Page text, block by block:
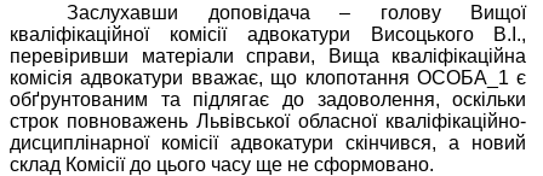
Заслухавши доповідача – голову Вищої
кваліфікаційної комісії адвокатури Висоцького В.І.,
перевіривши матеріали справи, Вища кваліфікаційна
комісія адвокатури вважає, що клопотання ОСОБА_1 є
обґрунтованим та підлягає до задоволення, оскільки
строк повноважень Львівської обласної кваліфікаційно-
дисциплінарної комісії адвокатури скінчився, а новий
склад Комісії до цього часу ще не сформовано.